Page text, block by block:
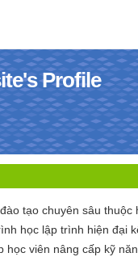
Profile
tạo chuyên sâu thuộc
học lập trình hiện đại
học viên nâng cấp kỹ